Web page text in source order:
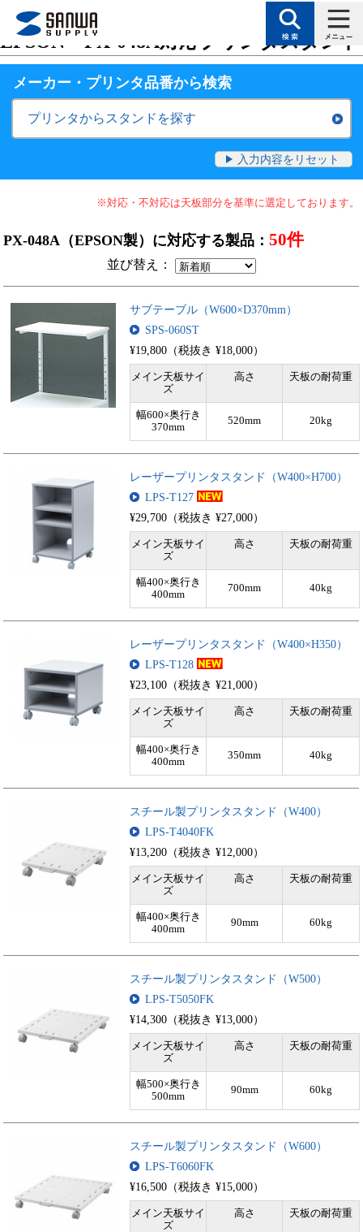
トップページ>サポート 対応表（検索絞り込みで目的に合った製品を探
EPSON・PX-048A対応プリンタスタンド
メーカー・プリンタ品番から検索
プリンタからスタンドを探す
入力内容をリセット
※対応・不対応は天板部分を基準に選定しております。
PX-048A（EPSON製）に対応する製品：50件
並び替え：
サブテーブル（W600×D370mm）
SPS-060ST
¥19,800（税抜き ¥18,000）
メイン天板サイ
ズ
高さ 天板の耐荷重
幅600×奥行き
370mm
520mm 20kg
レーザープリンタスタンド（W400×H700）
LPS-T127
¥29,700（税抜き ¥27,000）
メイン天板サイ
ズ
高さ 天板の耐荷重
幅400×奥行き
400mm
700mm 40kg
レーザープリンタスタンド（W400×H350）
LPS-T128
¥23,100（税抜き ¥21,000）
メイン天板サイ
ズ
高さ 天板の耐荷重
幅400×奥行き
400mm
350mm 40kg
スチール製プリンタスタンド（W400）
LPS-T4040FK
¥13,200（税抜き ¥12,000）
メイン天板サイ
ズ
高さ 天板の耐荷重
幅400×奥行き
400mm
90mm 60kg
スチール製プリンタスタンド（W500）
LPS-T5050FK
¥14,300（税抜き ¥13,000）
メイン天板サイ
ズ
高さ 天板の耐荷重
幅500×奥行き
500mm
90mm 60kg
スチール製プリンタスタンド（W600）
LPS-T6060FK
¥16,500（税抜き ¥15,000）
メイン天板サイ
ズ
高さ 天板の耐荷重